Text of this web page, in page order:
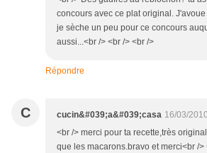
concours avec ce plat original.
je sèche un peu pour ce concours
aussi...<br /> <br /> <br />
Répondre
C cucin&#039;a&#039;casa 16/03/
<br /> merci pour ta recette,très
que les macarons.bravo et merci<br />